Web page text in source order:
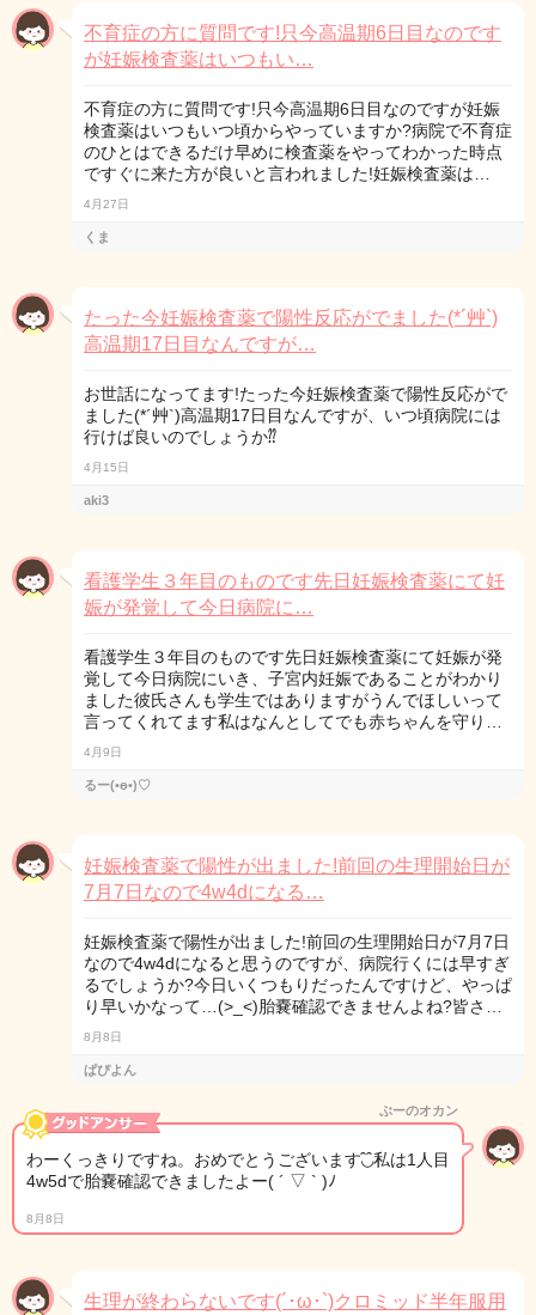
不育症の方に質問です!只今高温期6日目なのです
が妊娠検査薬はいつもい…
不育症の方に質問です!只今高温期6日目なのですが妊娠
検査薬はいつもいつ頃からやっていますか?病院で不育症
のひとはできるだけ早めに検査薬をやってわかった時点
ですぐに来た方が良いと言われました!妊娠検査薬は…
4月27日
くま
たった今妊娠検査薬で陽性反応がでました(*´艸`)
高温期17日目なんですが…
お世話になってます!たった今妊娠検査薬で陽性反応がで
ました(*´艸`)高温期17日目なんですが、いつ頃病院には
行けば良いのでしょうか⁇
4月15日
aki3
看護学生３年目のものです先日妊娠検査薬にて妊
娠が発覚して今日病院に…
看護学生３年目のものです先日妊娠検査薬にて妊娠が発
覚して今日病院にいき、子宮内妊娠であることがわかり
ました彼氏さんも学生ではありますがうんでほしいって
言ってくれてます私はなんとしてでも赤ちゃんを守り…
4月9日
るー(•ө•)♡
妊娠検査薬で陽性が出ました!前回の生理開始日が
7月7日なので4w4dになる…
妊娠検査薬で陽性が出ました!前回の生理開始日が7月7日
なので4w4dになると思うのですが、病院行くには早すぎ
るでしょうか?今日いくつもりだったんですけど、やっぱ
り早いかなって…(>_<)胎嚢確認できませんよね?皆さ…
8月8日
ぱぴよん
ぶーのオカン
わーくっきりですね。︎おめでとうございます◟̑◞̑私は1人目
4w5dで胎嚢確認できましたよー( ´ ▽ ` )ﾉ
8月8日
生理が終わらないです(´･ω･`)クロミッド半年服用